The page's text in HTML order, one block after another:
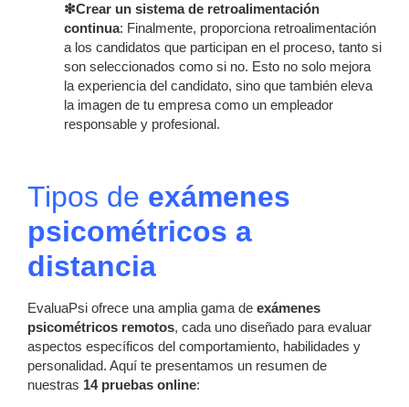
❇Crear un sistema de retroalimentación
continua: Finalmente, proporciona retroalimentación
a los candidatos que participan en el proceso, tanto si
son seleccionados como si no. Esto no solo mejora
la experiencia del candidato, sino que también eleva
la imagen de tu empresa como un empleador
responsable y profesional.
Tipos de exámenes
psicométricos a
distancia
EvaluaPsi ofrece una amplia gama de exámenes
psicométricos remotos, cada uno diseñado para evaluar
aspectos específicos del comportamiento, habilidades y
personalidad. Aquí te presentamos un resumen de
nuestras 14 pruebas online: